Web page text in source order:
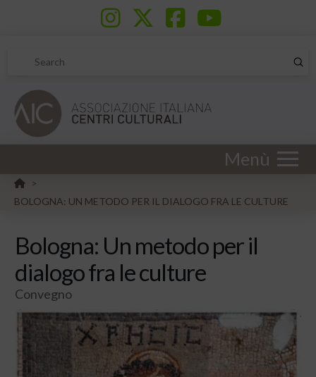
Search
Menù
HOME
>
BOLOGNA: UN METODO PER IL DIALOGO FRA LE CULTURE
Bologna: Un metodo per il
dialogo fra le culture
Convegno